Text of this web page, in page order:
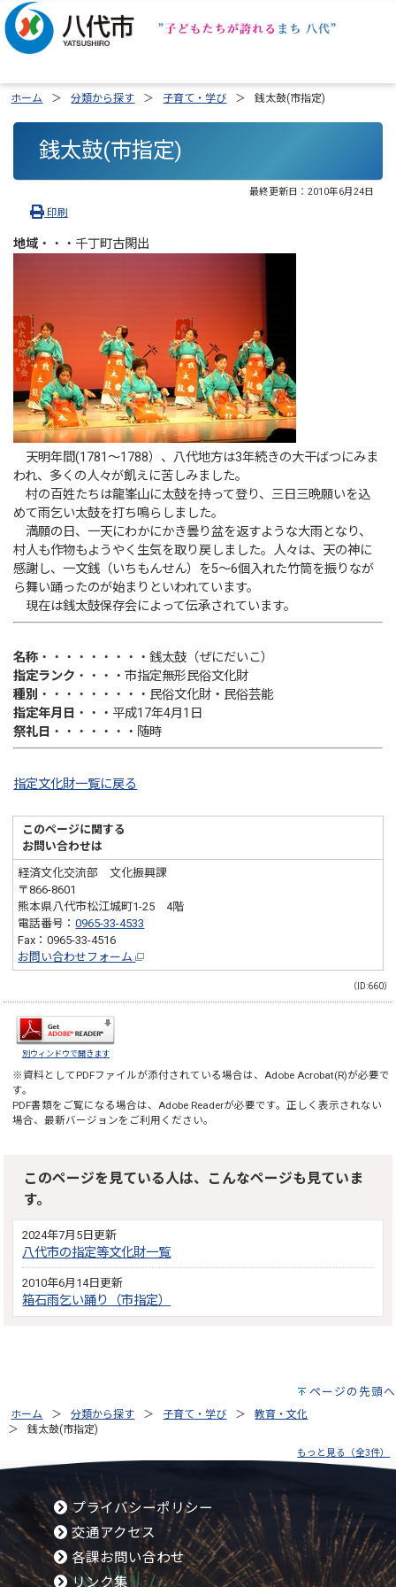
ホーム 分類から探す 子育て・学び 銭太鼓(市指定)
銭太鼓(市指定)
最終更新日： 2010年6月24日
印刷
地域 ・・・千丁町古閑出
天明年間(1781〜1788）、八代地方は3年続きの大干ばつにみま
われ、多くの人々が飢えに苦しみました。
村の百姓たちは龍峯山に太鼓を持って登り、三日三晩願いを込
めて雨乞い太鼓を打ち鳴らしました。
満願の日、一天にわかにかき曇り盆を返すような大雨となり、
村人も作物もようやく生気を取り戻しました。人々は、天の神に
感謝し、一文銭（いちもんせん）を5〜6個入れた竹筒を振りなが
ら舞い踊ったのが始まりといわれています。
現在は銭太鼓保存会によって伝承されています。
名称 ・・・・・・・・・銭太鼓（ぜにだいこ）
指定ランク ・・・・市指定無形民俗文化財
種別 ・・・・・・・・・民俗文化財・民俗芸能
指定年月日 ・・・平成17年4月1日
祭礼日 ・・・・・・・随時
指定文化財一覧に戻る
このページに関する
お問い合わせは
経済文化交流部 文化振興課
〒866-8601
熊本県八代市松江城町1-25 4階
電話番号：0965-33-4533
Fax：0965-33-4516
お問い合わせフォーム
（ID:660）
別ウィンドウで開きます
※資料としてPDFファイルが添付されている場合は、 Adobe Acrobat(R)が必要で
す。
PDF書類をご覧になる場合は、 Adobe Readerが必要です。正しく表示されない
場合、最新バージョンをご利用ください。
このページを見ている人は、こんなページも見ていま
す。
2024年7月5日更新
八代市の指定等文化財一覧
2010年6月14日更新
箱石雨乞い踊り（市指定）
ページの先頭へ
ホーム 分類から探す 子育て・学び
教育・文化
銭太鼓(市指定)
もっと見る（全3件）
プライバシーポリシー
交通アクセス
各課お問い合わせ
リンク集